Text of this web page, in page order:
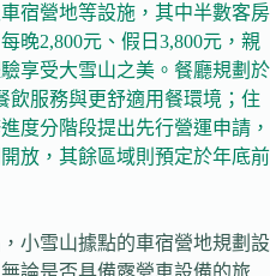
宿營地等設施，其中半數客房
晚2,800元、假日3,800元，親
享受大雪山之美。餐廳規劃於
飲服務與更舒適用餐環境；住
度分階段提出先行營運申請，
放，其餘區域則預定於年底前
小雪山據點的車宿營地規劃設